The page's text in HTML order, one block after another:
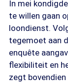
In mei
te willen gaan
loondienst.
tegemoet aan
enquête
flexibiliteit en
zegt